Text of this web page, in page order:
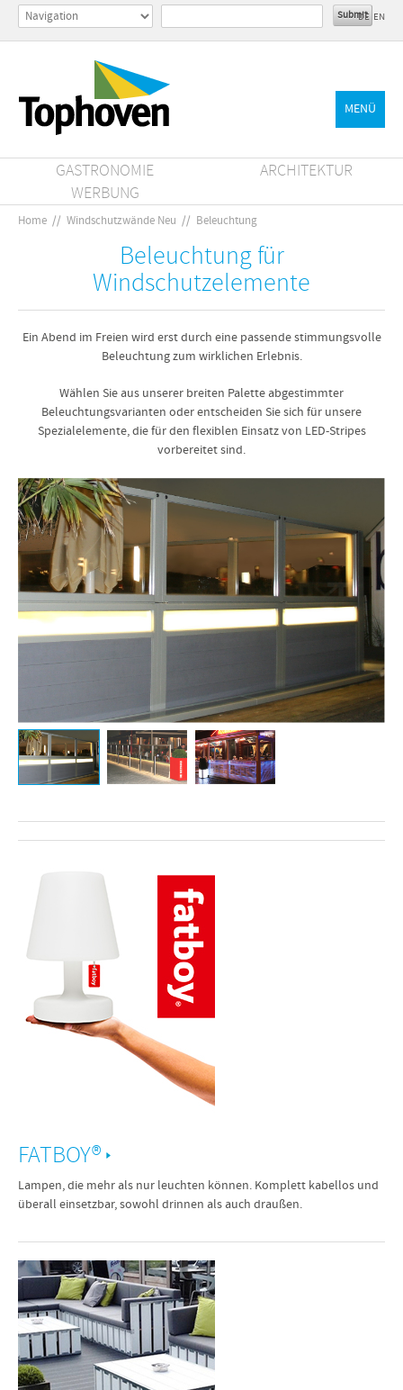
DE EN
MENÜ
GASTRONOMIE
ARCHITEKTUR
WERBUNG
Home // Windschutzwände Neu // Beleuchtung
Beleuchtung für
Windschutzelemente
Ein Abend im Freien wird erst durch eine passende stimmungsvolle
Beleuchtung zum wirklichen Erlebnis.
Wählen Sie aus unserer breiten Palette abgestimmter
Beleuchtungsvarianten oder entscheiden Sie sich für unsere
Spezialelemente, die für den flexiblen Einsatz von LED-Stripes
vorbereitet sind.
FATBOY®
Lampen, die mehr als nur leuchten können. Komplett kabellos und
überall einsetzbar, sowohl drinnen als auch draußen.